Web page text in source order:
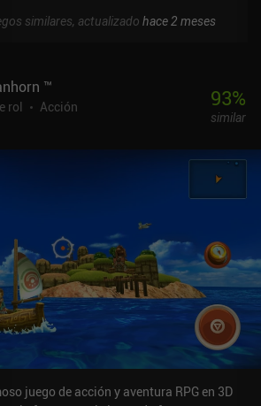
similares, actualizado hace 2 meses
™
rol
Acción
93%
similar
juego de acción y aventura RPG en 3D